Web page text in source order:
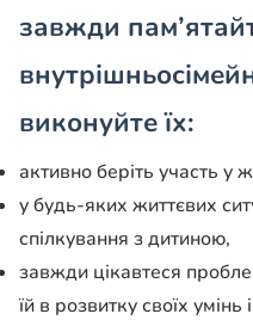
завжди
виконуйте їх:
активно беріть участь у
у будь-яких життєвих
спілкування з дитиною,
завжди цікавтеся
їй в розвитку своїх умінь